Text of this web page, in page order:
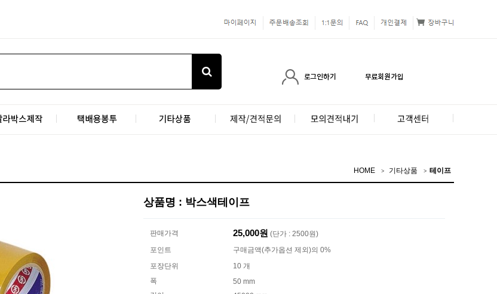
HOME 기타상품 테이프
상품명 : 박스색테이프
판매가격 25,000원 (단가 : 2500원)
포인트
구매금액(추가옵션 제외)의 0%
포장단위
10 개
폭
50 mm